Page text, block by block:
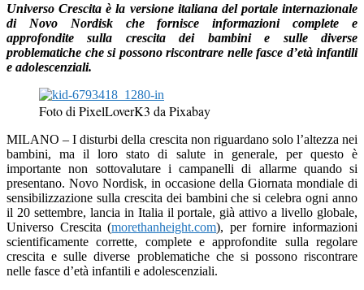
Universo Crescita è la versione italiana del portale internazionale
di Novo Nordisk che fornisce informazioni complete e
approfondite sulla crescita dei bambini e sulle diverse
problematiche che si possono riscontrare nelle fasce d’età infantili
e adolescenziali.
Foto di PixelLoverK3 da Pixabay
MILANO – I disturbi della crescita non riguardano solo l’altezza nei
bambini, ma il loro stato di salute in generale, per questo è
importante non sottovalutare i campanelli di allarme quando si
presentano. Novo Nordisk, in occasione della Giornata mondiale di
sensibilizzazione sulla crescita dei bambini che si celebra ogni anno
il 20 settembre, lancia in Italia il portale, già attivo a livello globale,
Universo Crescita (morethanheight.com), per fornire informazioni
scientificamente corrette, complete e approfondite sulla regolare
crescita e sulle diverse problematiche che si possono riscontrare
nelle fasce d’età infantili e adolescenziali.